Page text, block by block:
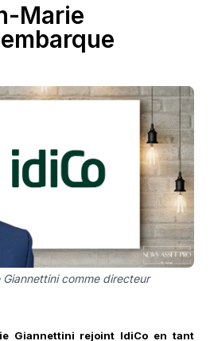
Marie
comme directeur
Giannettini rejoint IdiCo en tant